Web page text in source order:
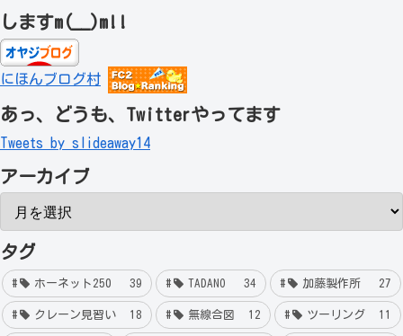
しますm(__)m!!
にほんブログ村
あっ、どうも、Twitterやってます
Tweets by slideaway14
アーカイブ
タグ
ホーネット250 39 TADANO 34 加藤製作所 27
クレーン見習い 18 無線合図 12 ツーリング 11